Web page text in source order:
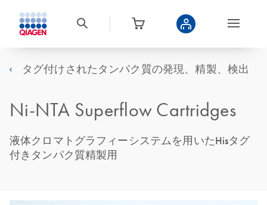
タグ付けされたタンパク質の発現、精製、検出
Ni-NTA Superflow Cartridges
液体クロマトグラフィーシステムを用いたHisタグ
付きタンパク質精製用